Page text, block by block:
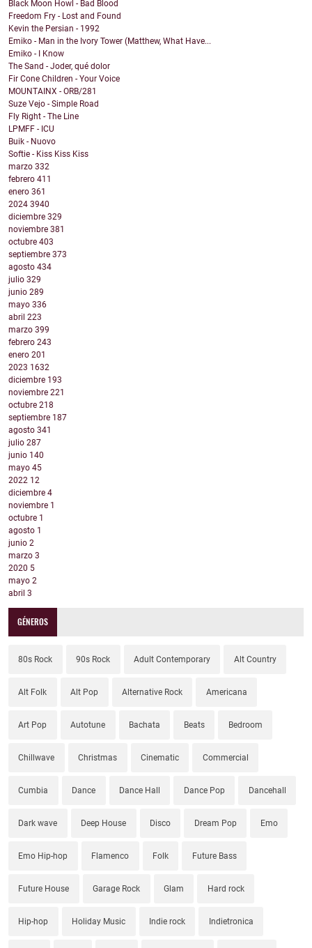
Black Moon Howl - Bad Blood
Freedom Fry - Lost and Found
Kevin the Persian - 1992
Emiko - Man in the Ivory Tower (Matthew, What Have...
Emiko - I Know
The Sand - Joder, qué dolor
Fir Cone Children - Your Voice
MOUNTAINX - ORB/281
Suze Vejo - Simple Road
Fly Right - The Line
LPMFF - ICU
Buik - Nuovo
Softie - Kiss Kiss Kiss
marzo 332
febrero 411
enero 361
2024 3940
diciembre 329
noviembre 381
octubre 403
septiembre 373
agosto 434
julio 329
junio 289
mayo 336
abril 223
marzo 399
febrero 243
enero 201
2023 1632
diciembre 193
noviembre 221
octubre 218
septiembre 187
agosto 341
julio 287
junio 140
mayo 45
2022 12
diciembre 4
noviembre 1
octubre 1
agosto 1
junio 2
marzo 3
2020 5
mayo 2
abril 3
GÉNEROS
80s Rock 90s Rock Adult Contemporary Alt Country
Alt Folk Alt Pop Alternative Rock Americana
Art Pop Autotune Bachata Beats Bedroom
Chillwave Christmas Cinematic Commercial
Cumbia Dance Dance Hall Dance Pop Dancehall
Dark wave Deep House Disco Dream Pop Emo
Emo Hip-hop Flamenco Folk Future Bass
Future House Garage Rock Glam Hard rock
Hip-hop Holiday Music Indie rock Indietronica